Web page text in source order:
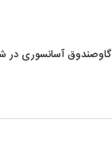
گاوصندوق آسانسوری در